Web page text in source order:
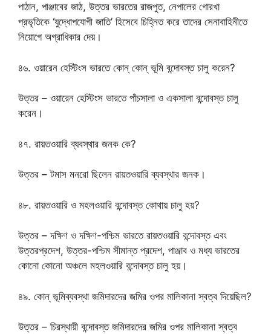
পাঠান, পাঞ্জাবের জাঠ, উত্তর ভারতের রাজপুত, নেপালের গোরখা
প্রভৃতিকে ‘যুদ্ধোপযোগী জাতি’ হিসেবে চিহ্নিত করে তাদের সেনাবাহিনীতে
নিয়োগে অগ্রাধিকার দেয়।
৪৬. ওয়ারেন হেস্টিংস ভারতে কোন্ কোন্ ভূমি বন্দোবস্ত চালু করেন?
উত্তর – ওয়ারেন হেস্টিংস ভারতে পাঁচসালা ও একসালা বন্দোবস্ত চালু
করেন।
৪৭. রায়তওয়ারি ব্যবস্থার জনক কে?
উত্তর – টমাস মনরো ছিলেন রায়তওয়ারি ব্যবস্থার জনক।
৪৮. রায়তওয়ারি ও মহলওয়ারি বন্দোবস্ত কোথায় চালু হয়?
উত্তর – দক্ষিণ ও দক্ষিণ-পশ্চিম ভারতে রায়তওয়ারি বন্দোবস্ত এবং
উত্তরপ্রদেশ, উত্তর-পশ্চিম সীমান্ত প্রদেশ, পাঞ্জাব ও মধ্য ভারতের
কোনো কোনো অঞ্চলে মহলওয়ারি বন্দোবস্ত চালু হয়।
৪৯. কোন্ ভূমিব্যবস্থা জমিদারদের জমির ওপর মালিকানা স্বত্ব দিয়েছিল?
উত্তর – চিরস্থায়ী বন্দোবস্ত জমিদারদের জমির ওপর মালিকানা স্বত্ব